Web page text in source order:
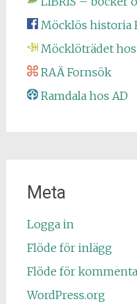
Möcklös historia
Möcklöträdet
RAÄ Fornsök
Ramdala hos AD
Meta
Logga in
Flöde för inlägg
Flöde för
WordPress.org